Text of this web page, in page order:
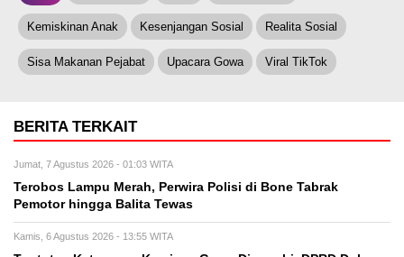
Kemiskinan Anak Kesenjangan Sosial Realita Sosial
Sisa Makanan Pejabat Upacara Gowa Viral TikTok
BERITA TERKAIT
Jumat, 7 Agustus 2026 - 01:03 WITA
Terobos Lampu Merah, Perwira Polisi di Bone Tabrak
Pemotor hingga Balita Tewas
Kamis, 6 Agustus 2026 - 13:55 WITA